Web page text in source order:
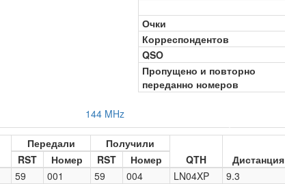
Очки
Корреспондентов
QSO
Пропущено и повторно
переданно номеров
144 MHz
Передали
Получили
QTH
Дистанция
RST Номер RST
Номер
59 001 59 004 LN04XP 9.3